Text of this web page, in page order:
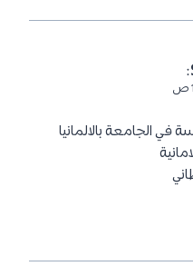
:
الجامعة بالالمانيا